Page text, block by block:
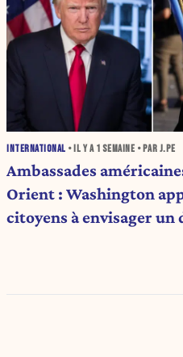
INTERNATIONAL • IL Y A 1 SEMAINE • PAR J.PE
Ambassades
Orient : Washington
citoyens à envisager un